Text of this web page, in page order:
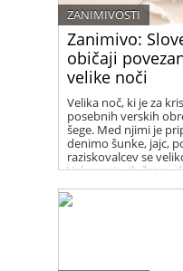
Zanimivo:
običaji
velike noči
ZANIMIVOSTI
Velika noč, ki je za
posebnih verskih
šege. Med njimi je
denimo šunke, jajc,
raziskovalcev se
Valvasorjevih časov